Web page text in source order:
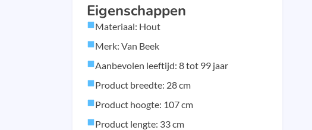
Eigenschappen
Materiaal: Hout
Merk: Van Beek
Aanbevolen leeftijd: 8 tot 99 jaar
Product breedte: 28 cm
Product hoogte: 107 cm
Product lengte: 33 cm